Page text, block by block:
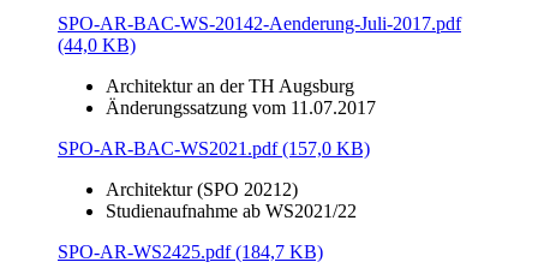
SPO-AR-BAC-WS-20142-Aenderung-Juli-2017.pdf
(44,0 KB)
Architektur an der TH Augsburg
Änderungssatzung vom 11.07.2017
SPO-AR-BAC-WS2021.pdf (157,0 KB)
Architektur (SPO 20212)
Studienaufnahme ab WS2021/22
SPO-AR-WS2425.pdf (184,7 KB)